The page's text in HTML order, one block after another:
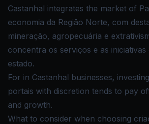
Castanhal integrates the market of
economia da Região Norte, com
mineração, agropecuária e
concentra os serviços e as iniciativas
estado.
For in Castanhal businesses,
portais with discretion tends to pay
and growth.
What to consider when choosing